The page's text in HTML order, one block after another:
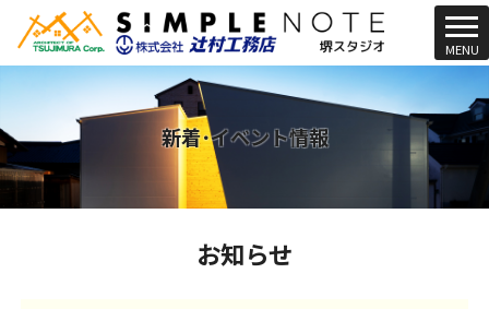
t
o
g
g
l
a
MENU
新着･イベント情報
お知らせ